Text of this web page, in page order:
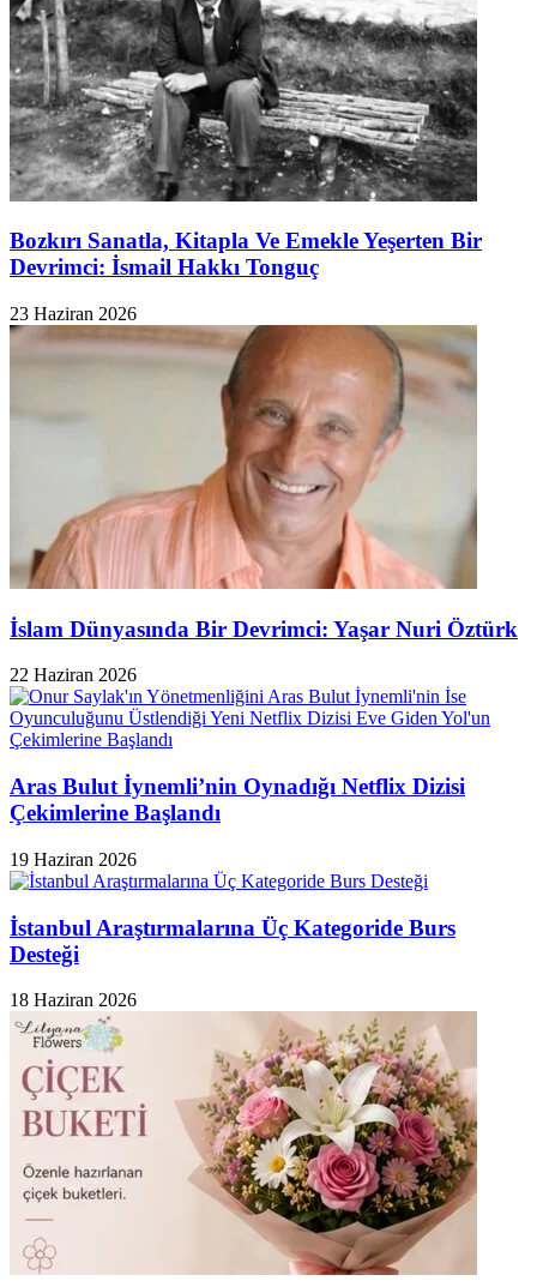
​Bozkırı Sanatla, Kitapla Ve Emekle Yeşerten Bir
Devrimci: İsmail Hakkı Tonguç
23 Haziran 2026
​İslam Dünyasında Bir Devrimci: Yaşar Nuri Öztürk
22 Haziran 2026
Aras Bulut İynemli’nin Oynadığı Netflix Dizisi
Çekimlerine Başlandı
19 Haziran 2026
İstanbul Araştırmalarına Üç Kategoride Burs
Desteği
18 Haziran 2026